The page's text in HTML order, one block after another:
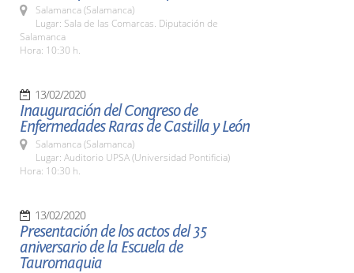
Salamanca (Salamanca)
Lugar: Sala de las Comarcas. Diputación de
Salamanca
Hora: 10:30 h.
13/02/2020
Inauguración del Congreso de
Enfermedades Raras de Castilla y León
Salamanca (Salamanca)
Lugar: Auditorio UPSA (Universidad Pontificia)
Hora: 10:30 h.
13/02/2020
Presentación de los actos del 35
aniversario de la Escuela de
Tauromaquia